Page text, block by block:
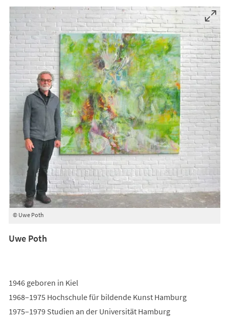
© Uwe Poth
Uwe Poth
1946 geboren in Kiel
1968–1975 Hochschule für bildende Kunst Hamburg
1975–1979 Studien an der Universität Hamburg